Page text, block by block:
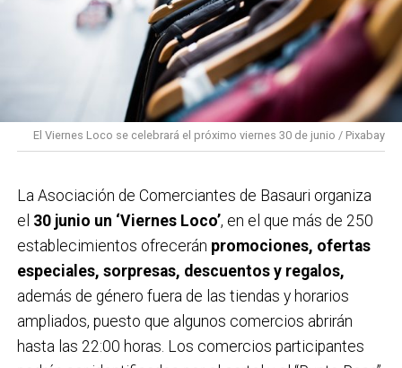
El Viernes Loco se celebrará el próximo viernes 30 de junio / Pixabay
La Asociación de Comerciantes de Basauri organiza
el 30 junio un ‘Viernes Loco’, en el que más de 250
establecimientos ofrecerán promociones, ofertas
especiales, sorpresas, descuentos y regalos,
además de género fuera de las tiendas y horarios
ampliados, puesto que algunos comercios abrirán
hasta las 22:00 horas. Los comercios participantes